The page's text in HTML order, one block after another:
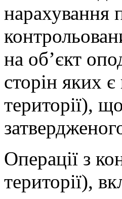
нарахування
на об’єкт
сторін яких
території),
Операції з
території),